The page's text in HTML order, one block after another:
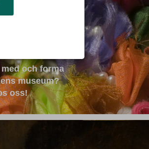
och forma
museum?
oss!